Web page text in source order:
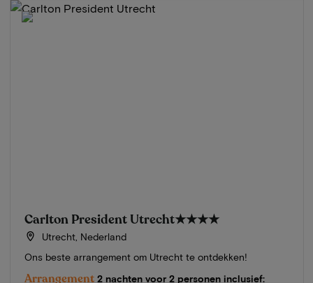
Carlton President Utrecht★★★★
Utrecht, Nederland
Ons beste arrangement om Utrecht te ontdekken!
Arrangement 2 nachten voor 2 personen inclusief: